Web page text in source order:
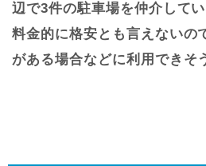
辺で3件の駐車場を仲介して
料金的に格安とも言えないの
がある場合などに利用できそ